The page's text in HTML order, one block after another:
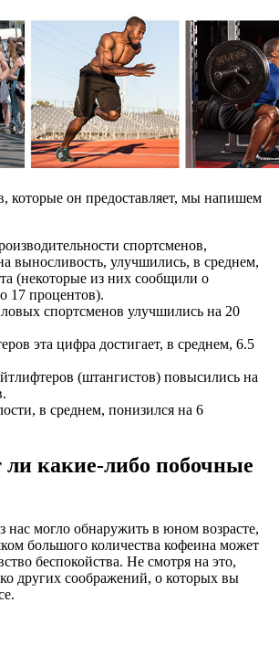
которые он предоставляет, мы напишем
спортсменов,
выносливость, улучшились, в среднем,
(некоторые из них сообщили о
17 процентов).
спортсменов улучшились на 20
эта цифра достигает, в среднем, 6.5
(штангистов) повысились на
в среднем, понизился на 6
какие-либо побочные
нас могло обнаружить в юном возрасте,
большого количества кофеина может
беспокойства. Не смотря на это,
других соображений, о которых вы